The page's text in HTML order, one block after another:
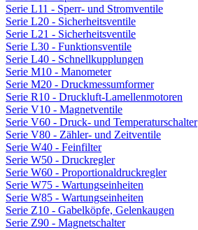
Serie L11 - Sperr- und Stromventile
Serie L20 - Sicherheitsventile
Serie L21 - Sicherheitsventile
Serie L30 - Funktionsventile
Serie L40 - Schnellkupplungen
Serie M10 - Manometer
Serie M20 - Druckmessumformer
Serie R10 - Druckluft-Lamellenmotoren
Serie V10 - Magnetventile
Serie V60 - Druck- und Temperaturschalter
Serie V80 - Zähler- und Zeitventile
Serie W40 - Feinfilter
Serie W50 - Druckregler
Serie W60 - Proportionaldruckregler
Serie W75 - Wartungseinheiten
Serie W85 - Wartungseinheiten
Serie Z10 - Gabelköpfe, Gelenkaugen
Serie Z90 - Magnetschalter